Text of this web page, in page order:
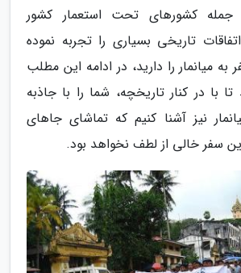
جمله کشورهای تحت استعمار کشور
تاریخی بسیاری را تجربه نموده
میانمار را دارید، در ادامه این مطلب
با در کنار تاریخچه، شما را با جاذبه
نیز آشنا کنیم که تماشای جاهای
سفر خالی از لطف نخواهد بود.